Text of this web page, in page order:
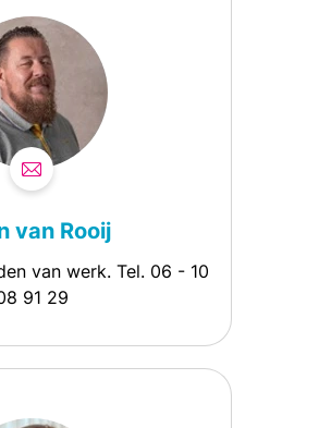
van Rooij
van werk. Tel. 06 - 10
91 29